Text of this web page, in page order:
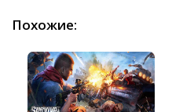
Похожие: